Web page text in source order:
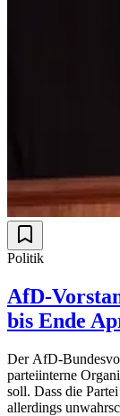
Politik
AfD-
bis Ende
Der AfD-
parteiinterne
soll. Dass die
allerdings